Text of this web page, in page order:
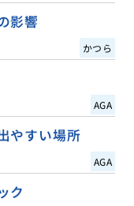
影響
かつら
AGA
やすい場所
AGA
ク